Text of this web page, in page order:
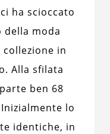
ha scioccato
della moda
in
Alla sfilata
ben 68
lo
identiche, in